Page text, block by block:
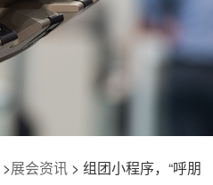
>展会资讯 > 组团小程序，“呼朋